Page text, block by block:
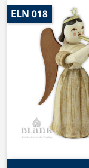
ELN 018